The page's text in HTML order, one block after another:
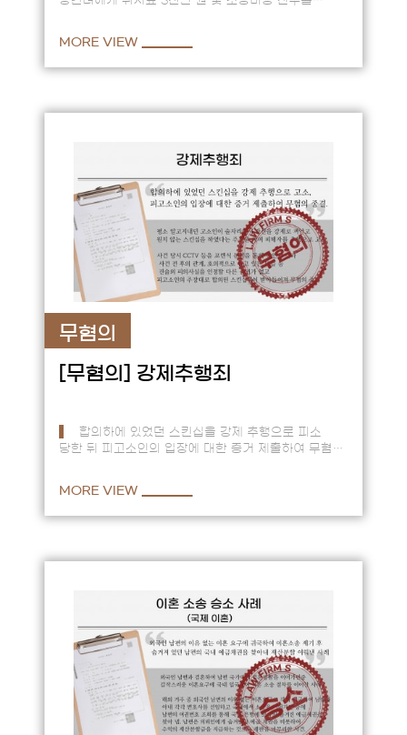
MORE VIEW
무혐의
[무혐의] 강제추행죄
합의하에 있었던 스킨십을 강제 추행으로 피소
당한 뒤 피고소인의 입장에 대한 증거 제출하여 무혐의
MORE VIEW